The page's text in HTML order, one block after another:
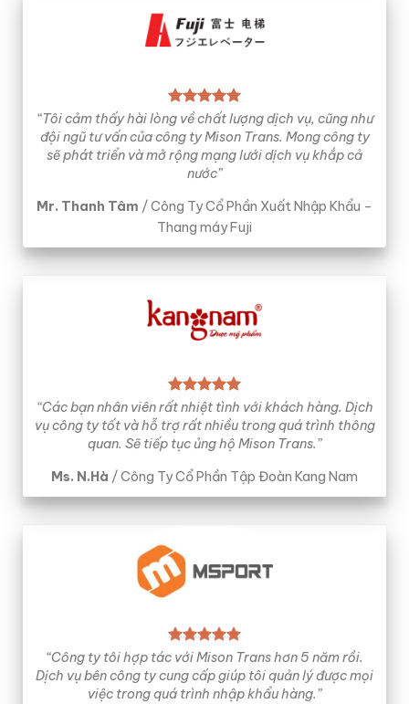
“Tôi cảm thấy hài lòng về chất lượng dịch vụ, cũng như
đội ngũ tư vấn của công ty Mison Trans. Mong công ty
sẽ phát triển và mở rộng mạng lưới dịch vụ khắp cả
nước”
Mr. Thanh Tâm /Công Ty Cổ Phần Xuất Nhập Khẩu –
Thang máy Fuji
“Các bạn nhân viên rất nhiệt tình với khách hàng. Dịch
vụ công ty tốt và hỗ trợ rất nhiều trong quá trình thông
quan. Sẽ tiếp tục ủng hộ Mison Trans.”
Ms. N.Hà /Công Ty Cổ Phần Tập Đoàn Kang Nam
“Công ty tôi hợp tác với Mison Trans hơn 5 năm rồi.
Dịch vụ bên công ty cung cấp giúp tôi quản lý được mọi
việc trong quá trình nhập khẩu hàng.”